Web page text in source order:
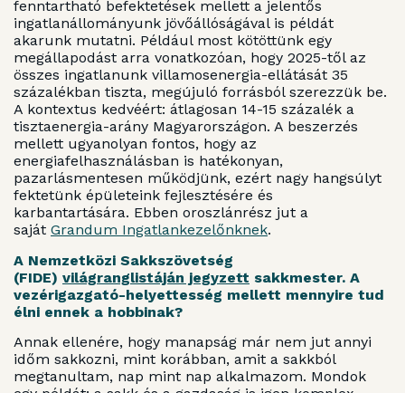
fenntartható befektetések mellett a jelentős
ingatlanállományunk jövőállóságával is példát
akarunk mutatni. Például most kötöttünk egy
megállapodást arra vonatkozóan, hogy 2025-től az
összes ingatlanunk villamosenergia-ellátását 35
százalékban tiszta, megújuló forrásból szerezzük be.
A kontextus kedvéért: átlagosan 14-15 százalék a
tisztaenergia-arány Magyarországon. A beszerzés
mellett ugyanolyan fontos, hogy az
energiafelhasználásban is hatékonyan,
pazarlásmentesen működjünk, ezért nagy hangsúlyt
fektetünk épületeink fejlesztésére és
karbantartására. Ebben oroszlánrész jut a
saját Grandum Ingatlankezelőnknek.
A Nemzetközi Sakkszövetség
(FIDE) világranglistáján jegyzett sakkmester. A
vezérigazgató-helyettesség mellett mennyire tud
élni ennek a hobbinak?
Annak ellenére, hogy manapság már nem jut annyi
időm sakkozni, mint korábban, amit a sakkból
megtanultam, nap mint nap alkalmazom. Mondok